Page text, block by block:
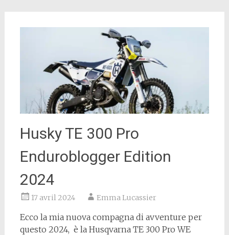
Husky TE 300 Pro
Enduroblogger Edition
2024
17 avril 2024 Emma Lucassier
Ecco la mia nuova compagna di avventure per
questo 2024, è la Husqvarna TE 300 Pro WE